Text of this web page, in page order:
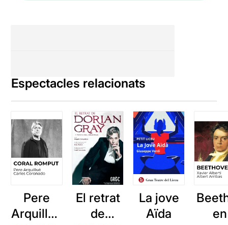
Espectacles relacionats
Pere
Arquillué
El retrat
de
La jove
Aïda
en